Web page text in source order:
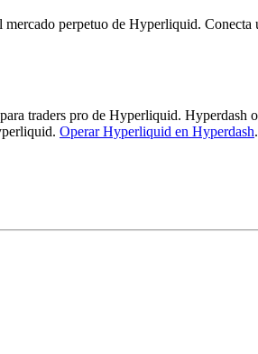
perpetuo de Hyperliquid.
traders pro de Hyperliquid. Hyperdash
Operar Hyperliquid en Hyperdash.